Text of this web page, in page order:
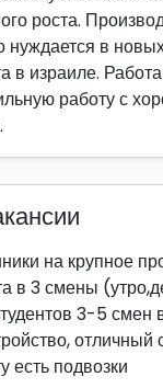
роста.
нуждается в
в израиле.
работу с
на крупное
в 3 смены
3-5 смен
отличный
есть подвозки